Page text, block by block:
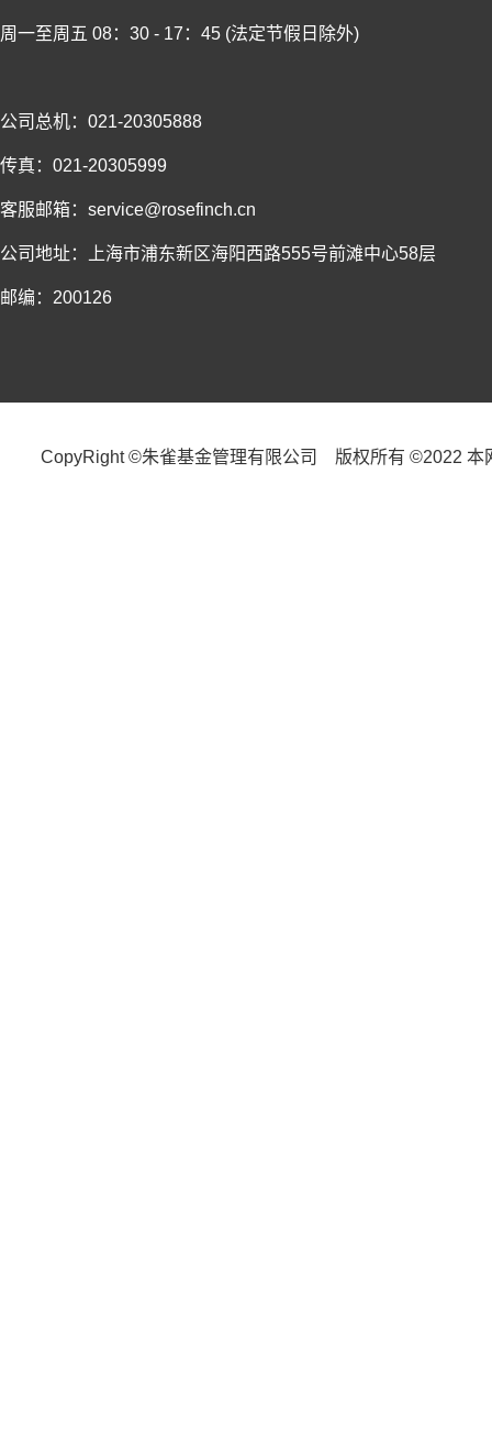
周一至周五 08：30 - 17：45 (法定节假日除外)
公司总机：021-20305888
传真：021-20305999
客服邮箱：service@rosefinch.cn
公司地址：上海市浦东新区海阳西路555号前滩中心58层
邮编：200126
CopyRight ©朱雀基金管理有限公司 版权所有 ©2022 本